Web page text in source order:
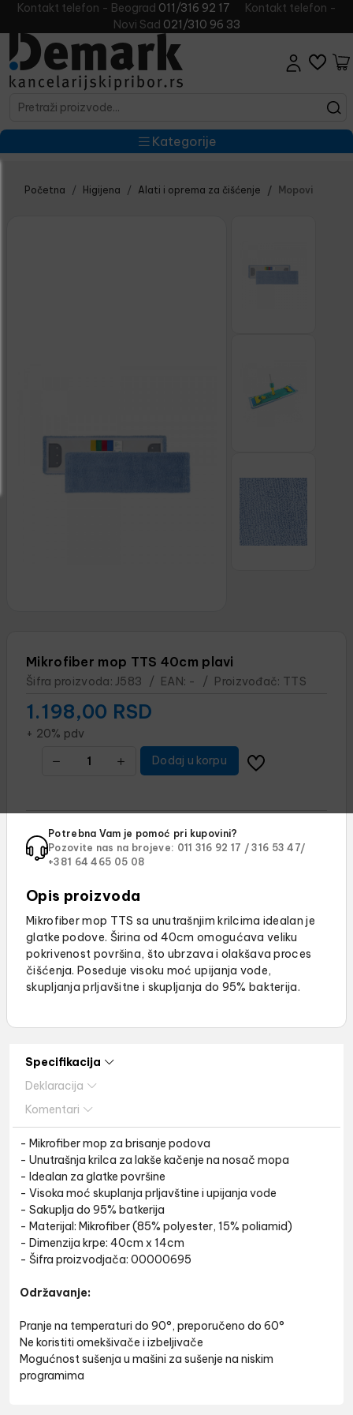
Kontakt telefon - Beograd 011/316 92 17
Kontakt telefon -
Novi Sad 021/310 96 33
Kategorije
Početna Higijena Alati i oprema za čišćenje Mopovi
Mikrofiber mop TTS 40cm plavi
Šifra proizvoda:J583 / EAN: - / Proizvođač: TTS
1.198,00 RSD
+ 20% pdv
Dodaj u korpu
Potrebna Vam je pomoć pri kupovini?
Pozovite nas na brojeve: 011 316 92 17 / 316 53 47/
+381 64 465 05 08
Opis proizvoda
Mikrofiber mop TTS sa unutrašnjim krilcima idealan je
glatke podove. Širina od 40cm omogućava veliku
pokrivenost površina, što ubrzava i olakšava proces
čišćenja. Poseduje visoku moć upijanja vode,
skupljanja prljavšitne i skupljanja do 95% bakterija.
Specifikacija
Deklaracija
Komentari
- Mikrofiber mop za brisanje podova
- Unutrašnja krilca za lakše kačenje na nosač mopa
- Idealan za glatke površine
- Visoka moć skuplanja prljavštine i upijanja vode
- Sakuplja do 95% batkerija
- Materijal: Mikrofiber (85% polyester, 15% poliamid)
- Dimenzija krpe: 40cm x 14cm
- Šifra proizvodjača: 00000695
Održavanje:
Pranje na temperaturi do 90°, preporučeno do 60°
Ne koristiti omekšivače i izbeljivače
Mogućnost sušenja u mašini za sušenje na niskim
programima